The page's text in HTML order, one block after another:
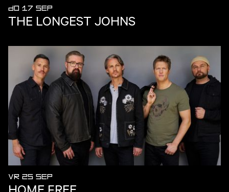
DO 17 SEP
THE LONGEST JOHNS
VR 25 SEP
HOME FREE